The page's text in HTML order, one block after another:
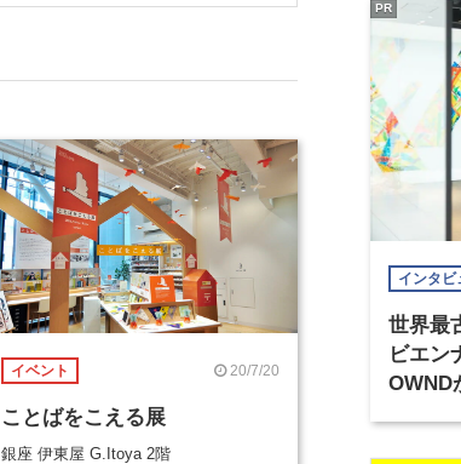
イベント 20/7/20
ことばをこえる展
銀座 伊東屋 G.Itoya 2階
インタビ
世界最
ビエン
OWND
PR